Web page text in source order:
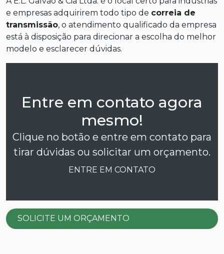
e empresas adquirirem todo tipo de correia de
transmissão, o atendimento qualificado da empresa
está à disposição para direcionar a escolha do melhor
modelo e esclarecer dúvidas.
Entre em contato agora
mesmo!
Clique no botão e entre em contato para
tirar dúvidas ou solicitar um orçamento.
ENTRE EM CONTATO
SOLICITE UM ORÇAMENTO